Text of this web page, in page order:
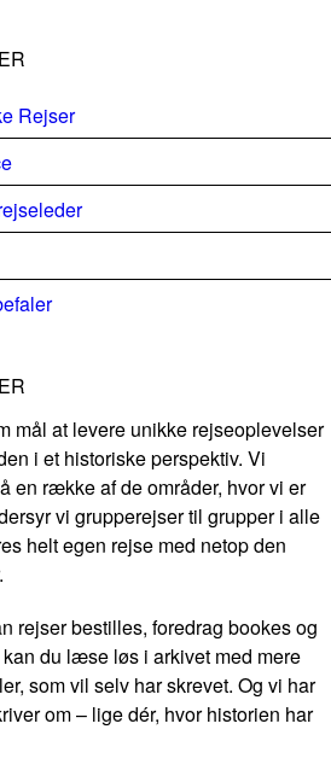
Rejser
mål at levere unikke rejseoplevelser
i et historiske perspektiv. Vi
en række af de områder, hvor vi er
vi grupperejser til grupper i alle
helt egen rejse med netop den
rejser bestilles, foredrag bookes og
du læse løs i arkivet med mere
som vil selv har skrevet. Og vi har
om – lige dér, hvor historien har